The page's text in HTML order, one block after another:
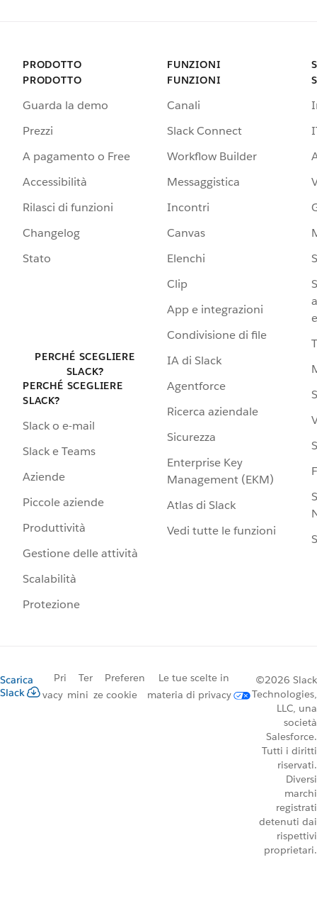
PRODOTTO
PRODOTTO
Guarda la demo
Prezzi
A pagamento o Free
Accessibilità
Rilasci di funzioni
Changelog
Stato
PERCHÉ SCEGLIERE
SLACK?
PERCHÉ SCEGLIERE
SLACK?
Slack o e-mail
Slack e Teams
Aziende
Piccole aziende
Produttività
Gestione delle attività
Scalabilità
Protezione
FUNZIONI
FUNZIONI
Canali
Slack Connect
Workflow Builder
Messaggistica
Incontri
Canvas
Elenchi
Clip
App e integrazioni
Condivisione di file
IA di Slack
Agentforce
Ricerca aziendale
Sicurezza
Enterprise Key
Management (EKM)
Atlas di Slack
Vedi tutte le funzioni
Scarica
Slack
Pri
vacy
Ter
mini
Preferen
ze cookie
Le tue scelte in
materia di privacy
©2026 Slack
Technologies,
LLC, una
società
Salesforce.
Tutti i diritti
riservati.
Diversi
marchi
registrati
detenuti dai
rispettivi
proprietari.